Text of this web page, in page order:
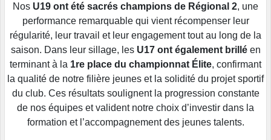
Nos U19 ont été sacrés champions de Régional 2, une
performance remarquable qui vient récompenser leur
régularité, leur travail et leur engagement tout au long de la
saison. Dans leur sillage, les U17 ont également brilléen
terminant à la 1re place du championnat Élite, confirmant
la qualité de notre filière jeunes et la solidité du projet sportif
du club. Ces résultats soulignent la progression constante
de nos équipes et valident notre choix d’investir dans la
formation et l’accompagnement des jeunes talents.